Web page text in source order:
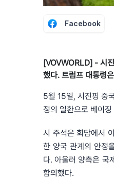
Facebook
[VOVWORLD] - 시
했다. 트럼프 대통령
5월 15일, 시진핑 중
정의 일환으로 베이
시 주석은 회담에서
한 양국 관계의 안정
다. 아울러 양측은 국
합의했다.